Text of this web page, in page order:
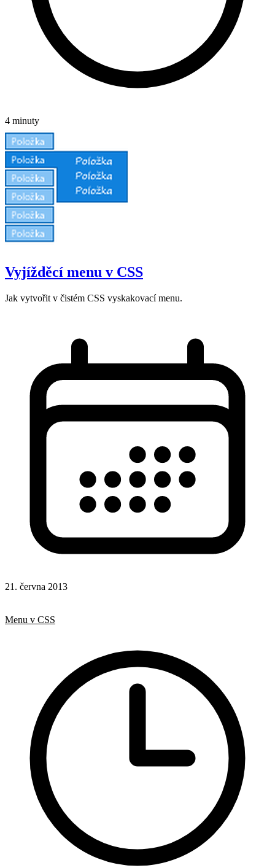
4 minuty
Vyjížděcí menu v CSS
Jak vytvořit v čistém CSS vyskakovací menu.
21. června 2013
Menu v CSS